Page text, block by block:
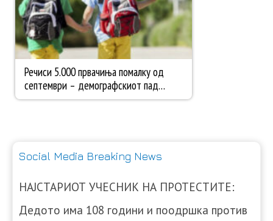
Social Media Breaking News
НАЈСТАРИОТ УЧЕСНИК НА ПРОТЕСТИТЕ:
Дедото има 108 години и поодршка против